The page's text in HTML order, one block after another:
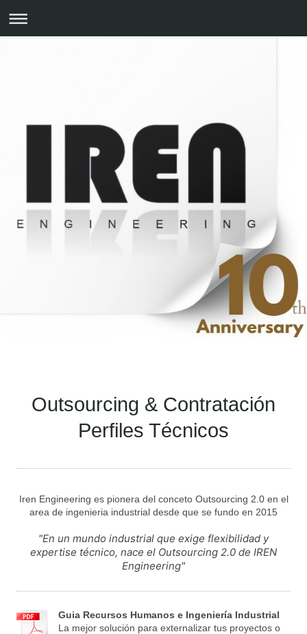
Outsourcing & Contratación
Perfiles Técnicos
Iren Engineering es pionera del conceto Outsourcing 2.0 en el
area de ingenieria industrial desde que se fundo en 2015
"En un mundo industrial que exige flexibilidad y
expertise técnico, nace el Outsourcing 2.0 de IREN
Engineering"
Guia Recursos Humanos e Ingeniería Industrial
La mejor solución para externalizar tus proyectos o